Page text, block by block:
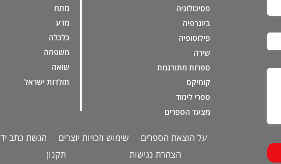
פסיכולוגיה
ביוגרפיה
פילוסופיה
שירה
ספרות מתורגמת
קומיקס
ספרי לימוד
מצעד הספרים
מתח
מדע
כלכלה
משפחה
שואה
תולדות ישראל
על הוצאת הספרים שימוש וזכויות יוצרים הגשת כתב יד
הצהרת נגישות
תקנון